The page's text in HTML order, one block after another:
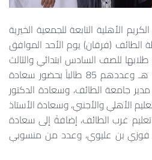
الأهلية التابعة للجمعية الخيرية
الطائف (فرقان) يوم الأحد الموافق
طلابها للصف السادس ابتدائي والثالث
متوسط للعام 1436 / 1437 هـ وعددهم 85 طالباً بحضور سعادة
جامعة الطائف، وسعادة الدكتور
الأهلي والأجنبي، وسعادة الأستاذ
غرب الطائف، إضافةً إلى سعادة
فوزي بن عليوي، وعدد من منسوبي